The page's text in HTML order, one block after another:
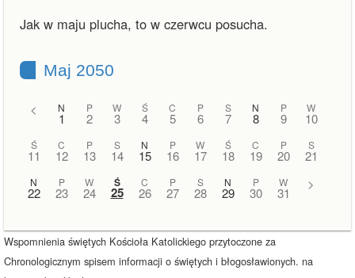
Jak w maju plucha, to w czerwcu posucha.
Maj 2050
< N
1
P
2
W
3
Ś
4
C
5
P
6
S
7
N
8
P
9
W
10
Ś
11
C
12
P
13
S
14
N
15
P
16
W
17
Ś
18
C
19
P
20
S
21
N
22
P
23
W
24
Ś
25
C
26
P
27
S
28
N
29
P
30
W
31
>
Wspomnienia świętych Kościoła Katolickiego przytoczone za
Chronologicznym spisem informacji o świętych i błogosławionych. na